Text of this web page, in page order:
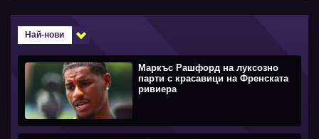
Най-нови
Маркъс Рашфорд на луксозно
парти с красавици на Френската
ривиера